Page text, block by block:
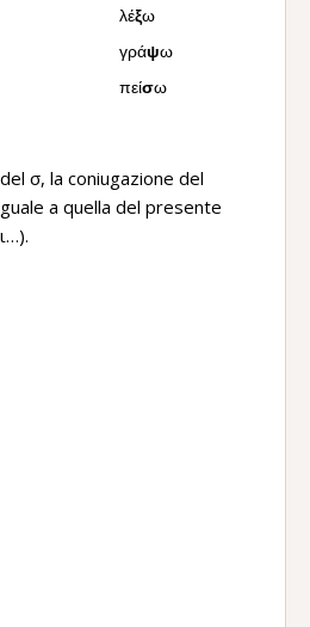
λέξω
γράψω
πείσω
σ, la coniugazione del
a quella del presente